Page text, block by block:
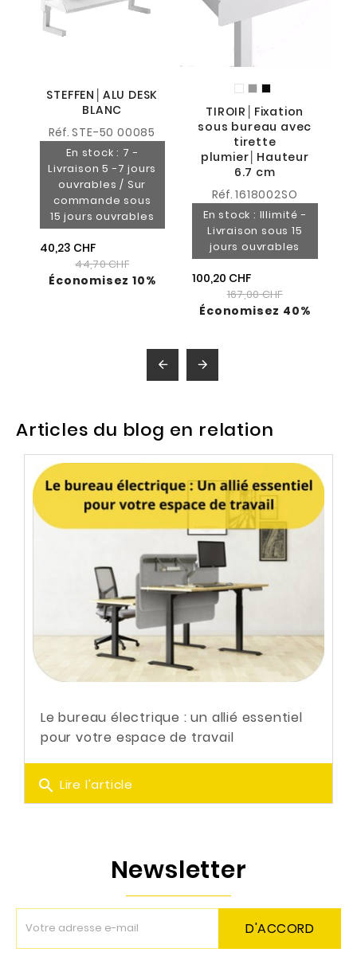
STEFFEN│ALU DESK
BLANC
Réf.STE-50 00085
En stock : 7 -
Livraison 5 -7 jours
ouvrables / Sur
commande sous
15 jours ouvrables
40,23 CHF
44,70 CHF
Économisez 10%
TIROIR│Fixation
sous bureau avec
tirette
plumier│Hauteur
6.7 cm
Réf.1618002SO
En stock : Illimité -
Livraison sous 15
jours ouvrables
100,20 CHF
167,00 CHF
Économisez 40%
 
Articles du blog en relation
Le bureau électrique : un allié essentiel
pour votre espace de travail
search Lire l'article
Newsletter
D'ACCORD